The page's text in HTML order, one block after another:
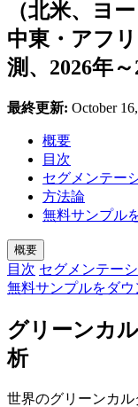
（北米、ヨ
中東・アフ
測、2026年
最終更新: October
概要
目次
セグメンテー
方法論
無料サンプル
概要
目次 セグメンテー
無料サンプルをダウ
グリーンカ
析
世界のグリーンカル